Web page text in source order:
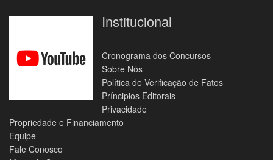
Institucional
Cronograma dos Concursos
Sobre Nós
Política de Verificação de Fatos
Príncipios Editorais
Privacidade
Propriedade e Financiamento
Equipe
Fale Conosco